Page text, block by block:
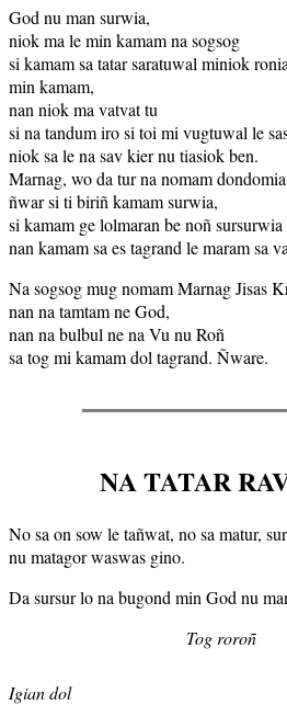
God nu man surwia,
niok ma le min kamam na sogsog
si kamam sa tatar saratuwal miniok
min kamam,
nan niok ma vatvat tu
si na tandum iro si toi mi vugtuwal le
niok sa le na sav kier nu tiasiok ben.
Marnag, wo da tur na nomam
ñwar si ti biriñ kamam surwia,
si kamam ge lolmaran be noñ
nan kamam sa es tagrand le maram sa
Na sogsog mug nomam Marnag Jisas
nan na tamtam ne God,
nan na bulbul ne na Vu nu Roñ
sa tog mi kamam dol tagrand. Ñware.
NA TATAR
No sa on sow le tañwat, no sa matur,
nu matagor waswas gino.
Da sursur lo na bugond min God nu
Tog roroñ
Igian dol